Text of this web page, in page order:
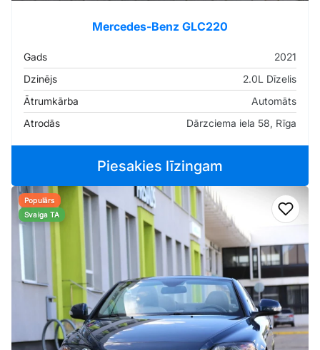
Mercedes-Benz GLC220
Gads
2021
Dzinējs
2.0L Dīzelis
Ātrumkārba
Automāts
Atrodās
Dārzciema iela 58, Rīga
Piesakies līzingam
Populārs
Svaiga TA